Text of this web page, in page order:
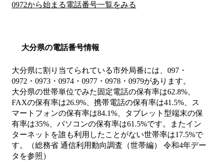
0972から始まる電話番号一覧をみる
大分県の電話番号情報
大分県に割り当てられている市外局番には、097・
0972・0973・0974・0977・0978・0979があります。
大分県の世帯単位でみた固定電話の保有率は62.8%、
FAXの保有率は26.9%、携帯電話の保有率は41.5%、ス
マートフォンの保有率は84.1%、タブレット型端末の保
有率は35%、パソコンの保有率は61.5%です。またイン
ターネットを誰も利用したことがない世帯率は17.5%で
す。（総務省 通信利用動向調査（世帯編） 令和4年デー
タを参照）